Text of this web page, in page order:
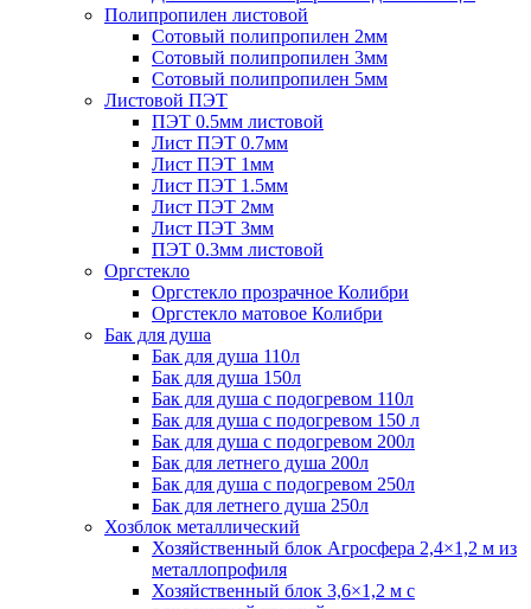
Полипропилен листовой
Сотовый полипропилен 2мм
Сотовый полипропилен 3мм
Сотовый полипропилен 5мм
Листовой ПЭТ
ПЭТ 0.5мм листовой
Лист ПЭТ 0.7мм
Лист ПЭТ 1мм
Лист ПЭТ 1.5мм
Лист ПЭТ 2мм
Лист ПЭТ 3мм
ПЭТ 0.3мм листовой
Оргстекло
Оргстекло прозрачное Колибри
Оргстекло матовое Колибри
Бак для душа
Бак для душа 110л
Бак для душа 150л
Бак для душа с подогревом 110л
Бак для душа с подогревом 150 л
Бак для душа с подогревом 200л
Бак для летнего душа 200л
Бак для душа с подогревом 250л
Бак для летнего душа 250л
Хозблок металлический
Хозяйственный блок Агросфера 2,4×1,2 м из
металлопрофиля
Хозяйственный блок 3,6×1,2 м с